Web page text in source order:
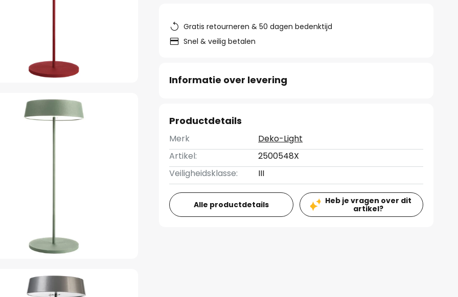
Gratis retourneren & 50 dagen bedenktijd
Snel & veilig betalen
Informatie over levering
Productdetails
Merk
Deko-Light
Artikel:
2500548X
Veiligheidsklasse:
III
Alle productdetails
Heb je vragen over dit
artikel?